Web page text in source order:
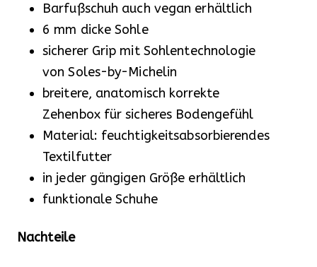
Barfußschuh auch vegan erhältlich
6 mm dicke Sohle
sicherer Grip mit Sohlentechnologie
von Soles-by-Michelin
breitere, anatomisch korrekte
Zehenbox für sicheres Bodengefühl
Material: feuchtigkeitsabsorbierendes
Textilfutter
in jeder gängigen Größe erhältlich
funktionale Schuhe
Nachteile